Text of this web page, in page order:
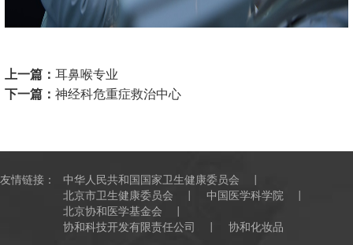
上一篇： 耳鼻喉专业
下一篇： 神经科危重症救治中心
友情链接：
中华人民共和国国家卫生健康委员会
北京市卫生健康委员会
中国医学科学院
北京协和医学基金会
协和科技开发有限责任公司
协和化妆品